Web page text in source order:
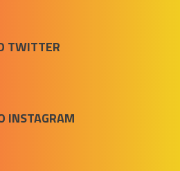
TWITTER
INSTAGRAM